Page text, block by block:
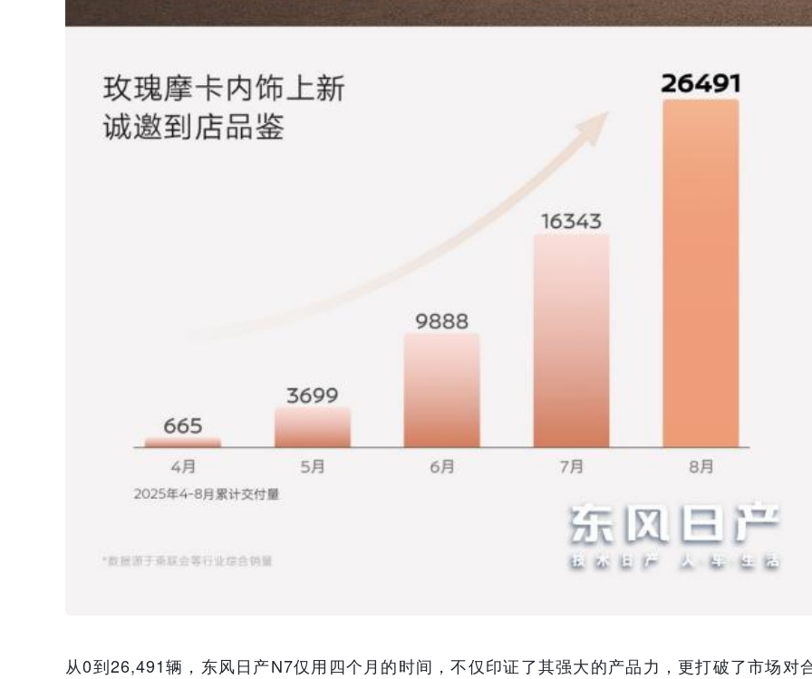
从0到26,491辆，东风日产N7仅用四个月的时间，不仅印证了其强大的产品力，更打破了市场对